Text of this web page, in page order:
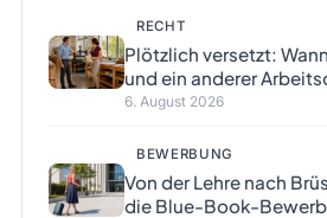
RECHT
Plötzlich versetzt:
und ein anderer
6. August 2026
BEWERBUNG
Von der Lehre nach
die Blue-Book-